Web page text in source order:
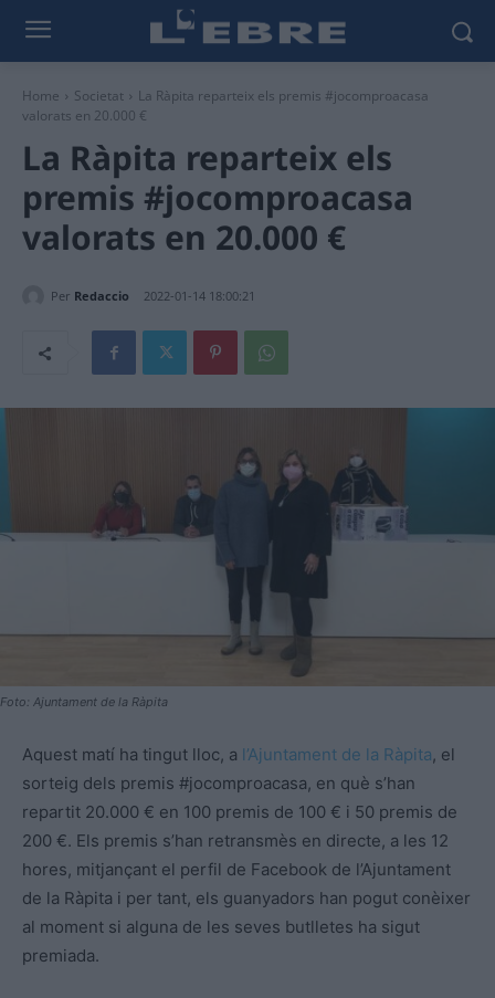
Home Societat
La Ràpita reparteix els premis #jocomproacasa
valorats en 20.000 €
La Ràpita reparteix els
premis #jocomproacasa
valorats en 20.000 €
Per Redaccio 2022-01-14 18:00:21
Foto: Ajuntament de la Ràpita
Aquest matí ha tingut lloc, a l’Ajuntament de la Ràpita, el
sorteig dels premis #jocomproacasa, en què s’han
repartit 20.000 € en 100 premis de 100 € i 50 premis de
200 €. Els premis s’han retransmès en directe, a les 12
hores, mitjançant el perfil de Facebook de l’Ajuntament
de la Ràpita i per tant, els guanyadors han pogut conèixer
al moment si alguna de les seves butlletes ha sigut
premiada.